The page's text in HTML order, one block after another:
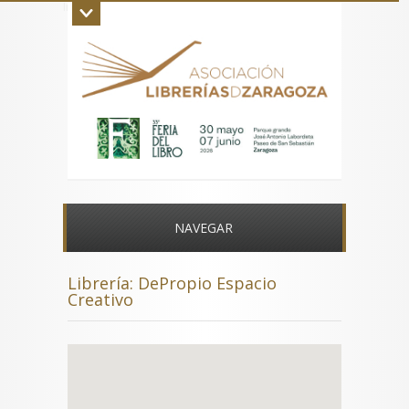
Inicio La asociación Aviso legal Contacto
NAVEGAR
Librería: DePropio Espacio
Creativo